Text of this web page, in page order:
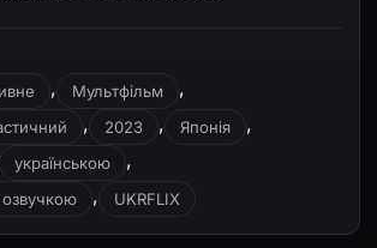
, Мультфільм ,
, 2023 , Японія ,
українською ,
озвучкою , UKRFLIX